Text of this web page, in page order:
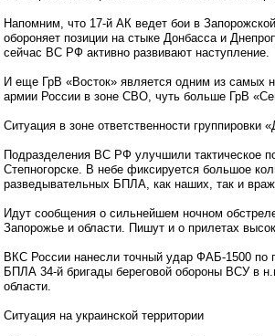
Напомним, что 17-й АК ведет бои в
обороняет позиции на стыке Донбасса и
сейчас ВС РФ активно развивают наступление.
И еще ГрВ «Восток» является одним из самых
армии России в зоне СВО, чуть больше ГрВ
Ситуация в зоне ответственности группировки
Подразделения ВС РФ улучшили тактическое
Степногорске. В небе фиксируется большое
разведывательных БПЛА, как наших, так и
Идут сообщения о сильнейшем ночном
Запорожье и области. Пишут и о прилетах
ВКС России нанесли точный удар ФАБ-1500 по
БПЛА 34-й бригады береговой обороны ВСУ в
области.
Ситуация на украинской территории